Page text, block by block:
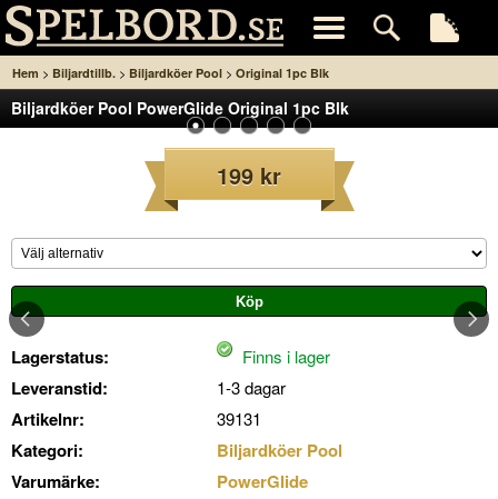
Hem > Biljardtillb. > Biljardköer Pool > Original 1pc Blk
Biljardköer Pool PowerGlide Original 1pc Blk
199 kr
Lagerstatus: Finns i lager
Leveranstid: 1-3 dagar
Artikelnr: 39131
Kategori:
Biljardköer Pool
Varumärke:
PowerGlide